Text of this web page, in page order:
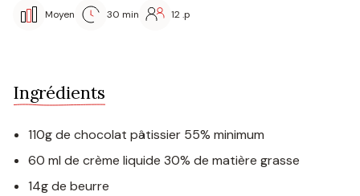
Moyen 30 min 12 .p
Ingrédients
110g de chocolat pâtissier 55% minimum
60 ml de crème liquide 30% de matière grasse
14g de beurre